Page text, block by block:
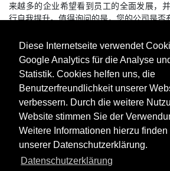
Diese Internetseite verwendet
Google Analytics für die Analyse
Statistik. Cookies helfen uns, die
Benutzerfreundlichkeit unserer
verbessern. Durch die weitere
Website stimmen Sie der
Weitere Informationen hierzu finden
unserer Datenschutzerklärung.
Datenschutzerklärung
来越多的企业希望看到员工的全面发展，
行自我提升。值得询问的是，您的公司是否
您可以在谷歌或者苹果的应用商店中找
Kontakt Impressum Newsletter
Datenschutz
WhatsApp